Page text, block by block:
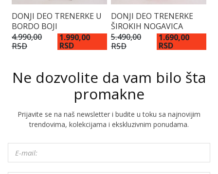
DONJI DEO TRENERKE U
BORDO BOJI
4.990,00
RSD
1.990,00
RSD
DONJI DEO TRENERKE
ŠIROKIH NOGAVICA
5.490,00
RSD
1.690,00
RSD
Ne dozvolite da vam bilo šta
promakne
Prijavite se na naš newsletter i budite u toku sa najnovijim
trendovima, kolekcijama i ekskluzivnim ponudama.